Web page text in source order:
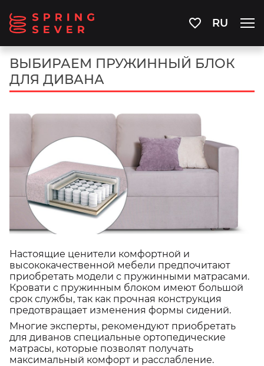
RU
ВЫБИРАЕМ ПРУЖИННЫЙ БЛОК
ДЛЯ ДИВАНА
Настоящие ценители комфортной и
высококачественной мебели предпочитают
приобретать модели с пружинными матрасами.
Кровати с пружинным блоком имеют большой
срок службы, так как прочная конструкция
предотвращает изменения формы сидений.
Многие эксперты, рекомендуют приобретать
для диванов специальные ортопедические
матрасы, которые позволят получать
максимальный комфорт и расслабление.